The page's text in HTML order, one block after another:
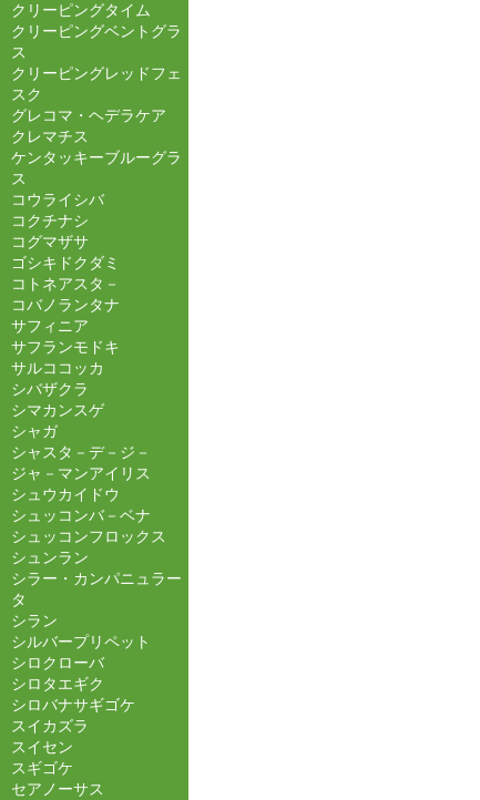
クリーピングタイム
クリーピングベントグラ
ス
クリーピングレッドフェ
スク
グレコマ・ヘデラケア
クレマチス
ケンタッキーブルーグラ
ス
コウライシバ
コクチナシ
コグマザサ
ゴシキドクダミ
コトネアスタ－
コバノランタナ
サフィニア
サフランモドキ
サルココッカ
シバザクラ
シマカンスゲ
シャガ
シャスタ－デ－ジ－
ジャ－マンアイリス
シュウカイドウ
シュッコンバ－ベナ
シュッコンフロックス
シュンラン
シラー・カンパニュラー
タ
シラン
シルバープリペット
シロクローバ
シロタエギク
シロバナサギゴケ
スイカズラ
スイセン
スギゴケ
セアノーサス